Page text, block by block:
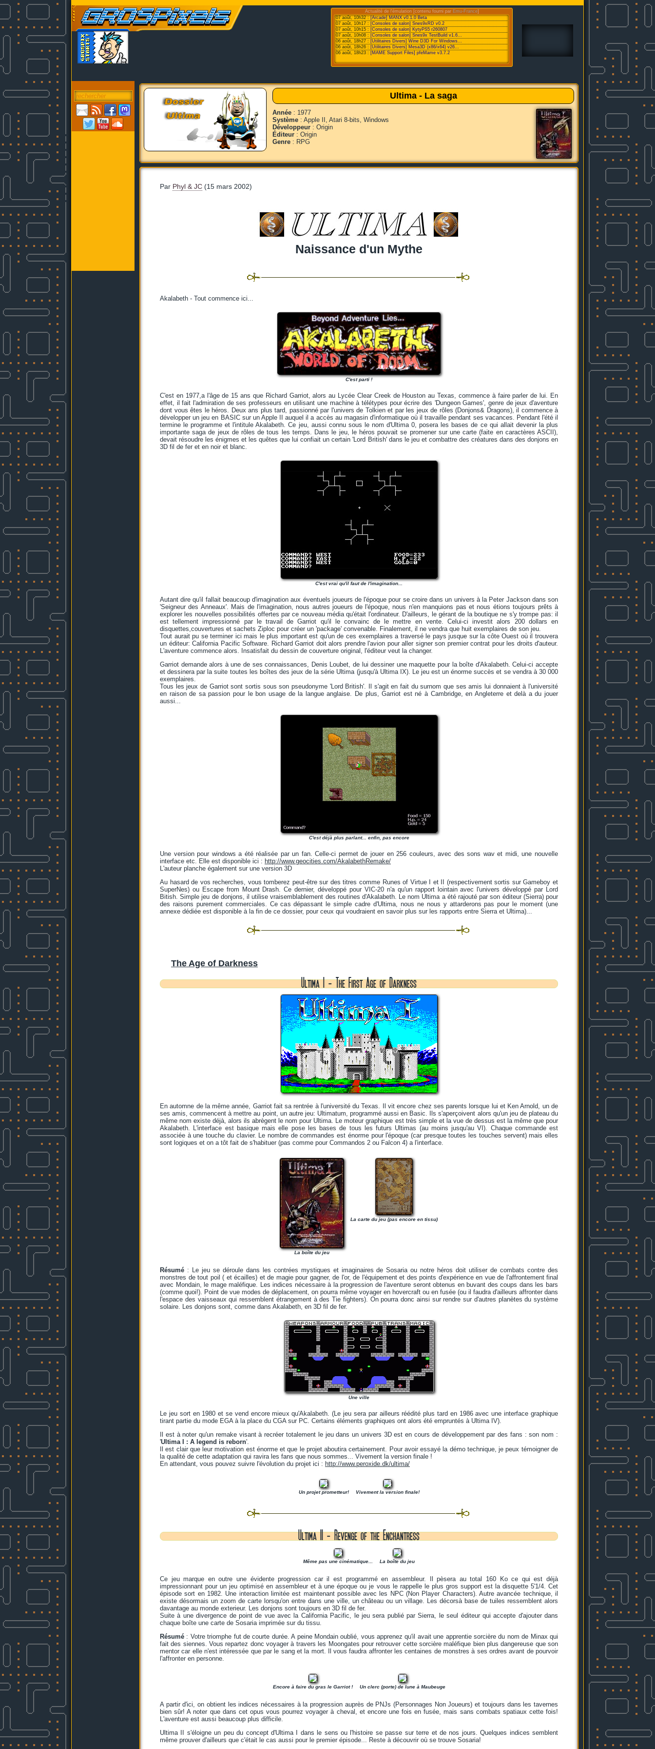
Actualité de l'émulation [contenu fourni par Emu-France]
07 août, 10h32 :[Arcade] MANX v0.1.0 Beta
07 août, 10h17 : [Consoles de salon] Snes9xRD v0.2
07 août, 10h15 : [Consoles de salon] KytyPS5 r260807
07 août, 10h08 : [Consoles de salon] Snes9x TestBuild v1.6...
06 août, 18h27 : [Utilitaires Divers] Wine D3D For Windows...
06 août, 18h26 : [Utilitaires Divers] Mesa3D (x86/x64) v26...
06 août, 18h23 : [MAME Support Files] pfeMame v3.7.2
Ultima - La saga
Année : 1977
Système : Apple II, Atari 8-bits, Windows
Développeur : Origin
Éditeur : Origin
Genre : RPG
Par Phyl & JC (15 mars 2002)
Naissance d'un Mythe
Akalabeth - Tout commence ici...
C'est parti !
C'est en 1977,a l'âge de 15 ans que Richard Garriot, alors au Lycée Clear Creek de Houston au Texas, commence à faire parler de lui. En
effet, il fait l'admiration de ses professeurs en utilisant une machine à télétypes pour écrire des 'Dungeon Games', genre de jeux d'aventure
dont vous êtes le héros. Deux ans plus tard, passionné par l'univers de Tolkien et par les jeux de rôles (Donjons& Dragons), il commence à
développer un jeu en BASIC sur un Apple II auquel il a accès au magasin d'informatique où il travaille pendant ses vacances. Pendant l'été il
termine le programme et l'intitule Akalabeth. Ce jeu, aussi connu sous le nom d'Ultima 0, posera les bases de ce qui allait devenir la plus
importante saga de jeux de rôles de tous les temps. Dans le jeu, le héros pouvait se promener sur une carte (faite en caractères ASCII),
devait résoudre les énigmes et les quêtes que lui confiait un certain 'Lord British' dans le jeu et combattre des créatures dans des donjons en
3D fil de fer et en noir et blanc.
C'est vrai qu'il faut de l'imagination...
Autant dire qu'il fallait beaucoup d'imagination aux éventuels joueurs de l'époque pour se croire dans un univers à la Peter Jackson dans son
'Seigneur des Anneaux'. Mais de l'imagination, nous autres joueurs de l'époque, nous n'en manquions pas et nous étions toujours prêts à
explorer les nouvelles possibilités offertes par ce nouveau média qu'était l'ordinateur. D'ailleurs, le gérant de la boutique ne s'y trompe pas: il
est tellement impressionné par le travail de Garriot qu'il le convainc de le mettre en vente. Celui-ci investit alors 200 dollars en
disquettes,couvertures et sachets Ziploc pour créer un 'package' convenable. Finalement, il ne vendra que huit exemplaires de son jeu.
Tout aurait pu se terminer ici mais le plus important est qu'un de ces exemplaires a traversé le pays jusque sur la côte Ouest où il trouvera
un éditeur: California Pacific Software. Richard Garriot doit alors prendre l'avion pour aller signer son premier contrat pour les droits d'auteur.
L'aventure commence alors. Insatisfait du dessin de couverture original, l'éditeur veut la changer.
Garriot demande alors à une de ses connaissances, Denis Loubet, de lui dessiner une maquette pour la boîte d'Akalabeth. Celui-ci accepte
et dessinera par la suite toutes les boîtes des jeux de la série Ultima (jusqu'à Ultima IX). Le jeu est un énorme succès et se vendra à 30 000
exemplaires.
Tous les jeux de Garriot sont sortis sous son pseudonyme 'Lord British'. Il s'agit en fait du surnom que ses amis lui donnaient à l'université
en raison de sa passion pour le bon usage de la langue anglaise. De plus, Garriot est né à Cambridge, en Angleterre et delà a du jouer
aussi...
C'est déjà plus parlant... enfin, pas encore
Une version pour windows a été réalisée par un fan. Celle-ci permet de jouer en 256 couleurs, avec des sons wav et midi, une nouvelle
interface etc. Elle est disponible ici : http://www.geocities.com/AkalabethRemake/
L'auteur planche également sur une version 3D
Au hasard de vos recherches, vous tomberez peut-être sur des titres comme Runes of Virtue I et II (respectivement sortis sur Gameboy et
SuperNes) ou Escape from Mount Drash. Ce dernier, développé pour VIC-20 n'a qu'un rapport lointain avec l'univers développé par Lord
Bitish. Simple jeu de donjons, il utilise vraisemblablement des routines d'Akalabeth. Le nom Ultima a été rajouté par son éditeur (Sierra) pour
des raisons purement commerciales. Ce cas dépassant le simple cadre d'Ultima, nous ne nous y attarderons pas pour le moment (une
annexe dédiée est disponible à la fin de ce dossier, pour ceux qui voudraient en savoir plus sur les rapports entre Sierra et Ultima)...
The Age of Darkness
Ultima I - The First Age of Darkness
En automne de la même année, Garriot fait sa rentrée à l'université du Texas. Il vit encore chez ses parents lorsque lui et Ken Arnold, un de
ses amis, commencent à mettre au point, un autre jeu: Ultimatum, programmé aussi en Basic. Ils s'aperçoivent alors qu'un jeu de plateau du
même nom existe déjà, alors ils abrègent le nom pour Ultima. Le moteur graphique est très simple et la vue de dessus est la même que pour
Akalabeth. L'interface est basique mais elle pose les bases de tous les futurs Ultimas (au moins jusqu'au VI). Chaque commande est
associée à une touche du clavier. Le nombre de commandes est énorme pour l'époque (car presque toutes les touches servent) mais elles
sont logiques et on a tôt fait de s'habituer (pas comme pour Commandos 2 ou Falcon 4) a l'interface.
La boîte du jeu
La carte du jeu (pas encore en tissu)
Résumé : Le jeu se déroule dans les contrées mystiques et imaginaires de Sosaria ou notre héros doit utiliser de combats contre des
monstres de tout poil ( et écailles) et de magie pour gagner, de l'or, de l'équipement et des points d'expérience en vue de l'affrontement final
avec Mondain, le mage maléfique. Les indices nécessaire à la progression de l'aventure seront obtenus en buvant des coups dans les bars
(comme quoi!). Point de vue modes de déplacement, on pourra même voyager en hovercraft ou en fusée (ou il faudra d'ailleurs affronter dans
l'espace des vaisseaux qui ressemblent étrangement à des Tie fighters). On pourra donc ainsi sur rendre sur d'autres planètes du système
solaire. Les donjons sont, comme dans Akalabeth, en 3D fil de fer.
Une ville
Le jeu sort en 1980 et se vend encore mieux qu'Akalabeth. (Le jeu sera par ailleurs réédité plus tard en 1986 avec une interface graphique
tirant partie du mode EGA à la place du CGA sur PC. Certains éléments graphiques ont alors été empruntés à Ultima IV).
Il est à noter qu'un remake visant à recréer totalement le jeu dans un univers 3D est en cours de développement par des fans : son nom :
'Ultima I : A legend is reborn'.
Il est clair que leur motivation est énorme et que le projet aboutira certainement. Pour avoir essayé la démo technique, je peux témoigner de
la qualité de cette adaptation qui ravira les fans que nous sommes... Vivement la version finale !
En attendant, vous pouvez suivre l'évolution du projet ici : http://www.peroxide.dk/ultima/
Un projet prometteur! Vivement la version finale!
Ultima II - Revenge of the Enchantress
Même pas une cinématique... La boîte du jeu
Ce jeu marque en outre une évidente progression car il est programmé en assembleur. Il pèsera au total 160 Ko ce qui est déjà
impressionnant pour un jeu optimisé en assembleur et à une époque ou je vous le rappelle le plus gros support est la disquette 5'1/4. Cet
épisode sort en 1982. Une interaction limitée est maintenant possible avec les NPC (Non Player Characters). Autre avancée technique, il
existe désormais un zoom de carte lorsqu'on entre dans une ville, un château ou un village. Les décorsà base de tuiles ressemblent alors
davantage au monde exterieur. Les donjons sont toujours en 3D fil de fer.
Suite à une divergence de point de vue avec la California Pacific, le jeu sera publié par Sierra, le seul éditeur qui accepte d'ajouter dans
chaque boîte une carte de Sosaria imprimée sur du tissu.
Résumé : Votre triomphe fut de courte durée. A peine Mondain oublié, vous apprenez qu'il avait une apprentie sorcière du nom de Minax qui
fait des siennes. Vous repartez donc voyager à travers les Moongates pour retrouver cette sorcière maléfique bien plus dangereuse que son
mentor car elle n'est intéressée que par le sang et la mort. Il vous faudra affronter les centaines de monstres à ses ordres avant de pourvoir
l'affronter en personne.
Encore à faire du gras le Garriot ! Un clerc (porte) de lune à Maubeuge
A partir d'ici, on obtient les indices nécessaires à la progression auprès de PNJs (Personnages Non Joueurs) et toujours dans les tavernes
bien sûr! A noter que dans cet opus vous pourrez voyager à cheval, et encore une fois en fusée, mais sans combats spatiaux cette fois!
L'aventure est aussi beaucoup plus difficile.
Ultima II s'éloigne un peu du concept d'Ultima I dans le sens ou l'histoire se passe sur terre et de nos jours. Quelques indices semblent
même prouver d'ailleurs que c'était le cas aussi pour le premier épisode... Reste à découvrir où se trouve Sosaria!